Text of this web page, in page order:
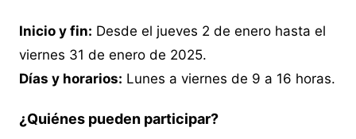
Inicio y fin: Desde el jueves 2 de enero hasta el
viernes 31 de enero de 2025.
Días y horarios: Lunes a viernes de 9 a 16 horas.
¿Quiénes pueden participar?